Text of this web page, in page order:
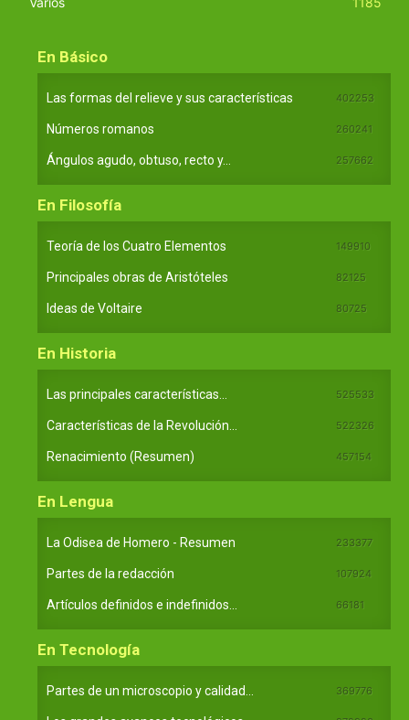
En Básico
Las formas del relieve y sus características 402253
Números romanos 260241
Ángulos agudo, obtuso, recto y... 257662
En Filosofía
Teoría de los Cuatro Elementos 149910
Principales obras de Aristóteles 82125
Ideas de Voltaire 80725
En Historia
Las principales características... 525533
Características de la Revolución... 522326
Renacimiento (Resumen) 457154
En Lengua
La Odisea de Homero - Resumen 233377
Partes de la redacción 107924
Artículos definidos e indefinidos... 66181
En Tecnología
Partes de un microscopio y calidad... 369776